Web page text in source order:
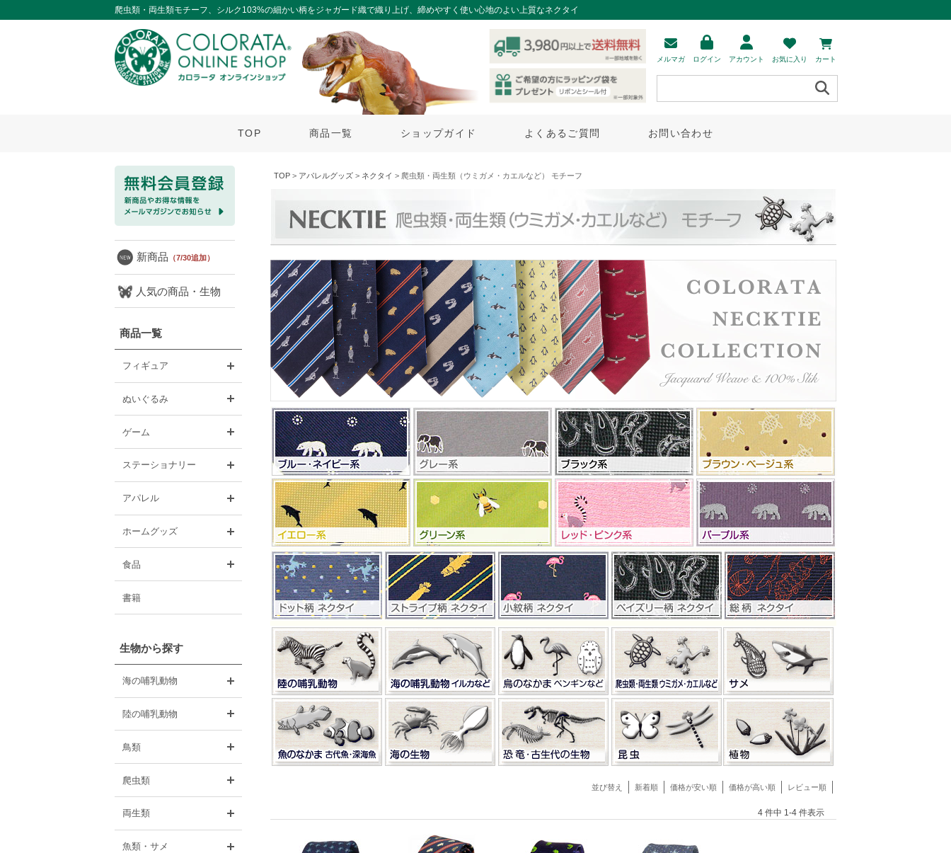
爬虫類・両生類モチーフ、シルク103%の細かい柄をジャガード織で織り上げ、締めやすく使い心地のよい上質なネクタイ
メルマガ ログイン アカウント お気に入り カート
TOP 商品一覧 ショップガイド よくあるご質問 お問い合わせ
新商品 （7/30追加）
人気の商品・生物
商品一覧
フィギュア
ぬいぐるみ
ゲーム
ステーショナリー
アパレル
ホームグッズ
食品
書籍
生物から探す
海の哺乳動物
陸の哺乳動物
鳥類
爬虫類
両生類
魚類・サメ
TOP > アパレルグッズ > ネクタイ > 爬虫類・両生類（ウミガメ・カエルなど） モチーフ
並び替え 新着順 価格が安い順 価格が高い順 レビュー順
4 件中 1-4 件表示